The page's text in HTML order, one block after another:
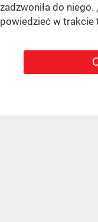
zadzwoniła do niego.
powiedzieć w trakcie